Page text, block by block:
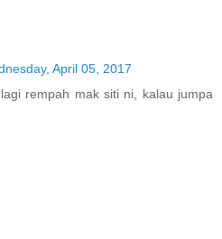
April 05, 2017
rempah mak siti ni, kalau jumpa